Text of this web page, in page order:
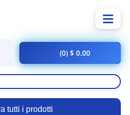
tutti i prodotti
(0) $ 0.00